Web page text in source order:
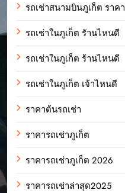
รถเช่าสนามบินภูเก็ต ราคา
รถเช่าในภูเก็ต รัานไหนดี
รถเช่าในภูเก็ต ร้านไหนดี
รถเช่าในภูเก็ต เจ้าไหนดี
ราคาต้นรถเช่า
ราคารถเช่าภูเก็ต
ราคารถเช่าภูเก็ต 2026
ราคารถเช่าล่าสุด2025